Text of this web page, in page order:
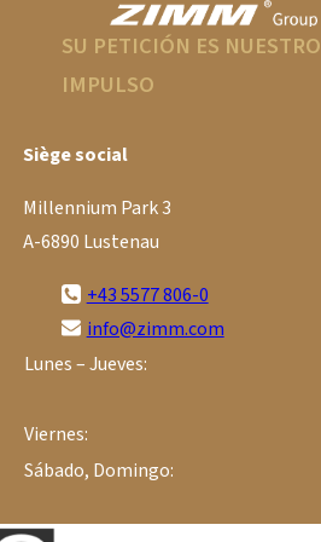
SU PETICIÓN ES NUESTRO
IMPULSO
Siège social
Millennium Park 3
A-6890 Lustenau
+43 5577 806-0
info@zimm.com
Lunes – Jueves:
Viernes:
Sábado, Domingo: